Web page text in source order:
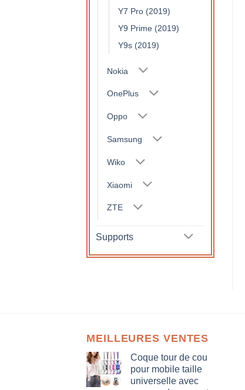
Y7 Pro (2019)
Y9 Prime (2019)
Y9s (2019)
Nokia
OnePlus
Oppo
Samsung
Wiko
Xiaomi
ZTE
Supports
MEILLEURES VENTES
Coque tour de cou
pour mobile taille
universelle avec